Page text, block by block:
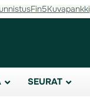
Fin5Kuvapankki
SEURAT